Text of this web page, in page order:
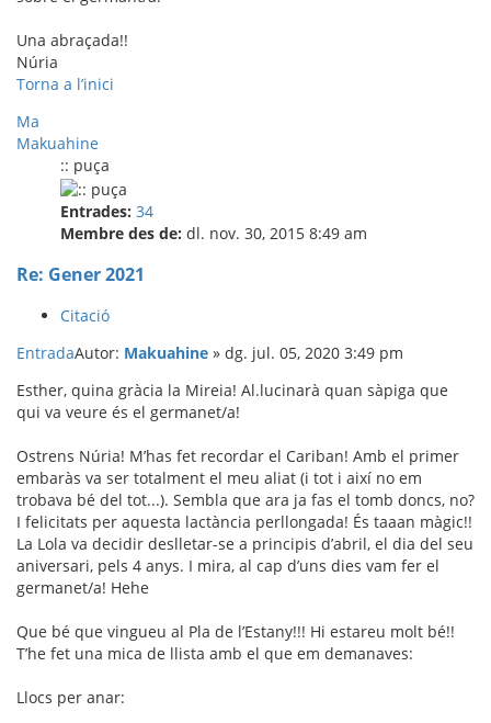
Una abraçada!!
Núria
Torna a l’inici
Ma
Makuahine
:: puça
Entrades: 34
Membre des de: dl. nov. 30, 2015 8:49 am
Re: Gener 2021
Citació
EntradaAutor: Makuahine » dg. jul. 05, 2020 3:49 pm
Esther, quina gràcia la Mireia! Al.lucinarà quan sàpiga que
qui va veure és el germanet/a!
Ostrens Núria! M’has fet recordar el Cariban! Amb el primer
embaràs va ser totalment el meu aliat (i tot i així no em
trobava bé del tot...). Sembla que ara ja fas el tomb doncs, no?
I felicitats per aquesta lactància perllongada! És taaan màgic!!
La Lola va decidir deslletar-se a principis d’abril, el dia del seu
aniversari, pels 4 anys. I mira, al cap d’uns dies vam fer el
germanet/a! Hehe
Que bé que vingueu al Pla de l’Estany!!! Hi estareu molt bé!!
T’he fet una mica de llista amb el que em demanaves:
Llocs per anar: